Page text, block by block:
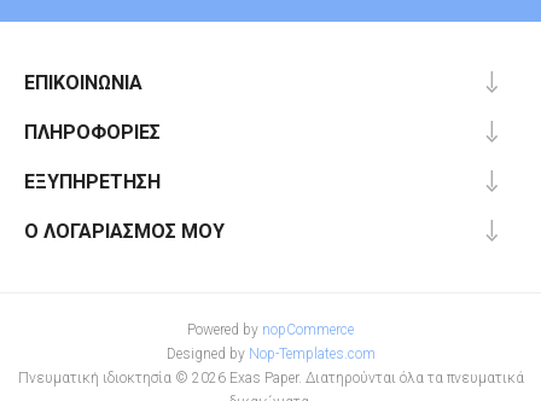
ΕΠΙΚΟΙΝΩΝΊΑ
ΠΛΗΡΟΦΟΡΊΕΣ
ΕΞΥΠΗΡΈΤΗΣΗ
Ο ΛΟΓΑΡΙΑΣΜΌΣ ΜΟΥ
Powered by nopCommerce
Designed by Nop-Templates.com
Πνευματική ιδιοκτησία © 2026 Exas Paper. Διατηρούνται όλα τα πνευματικά